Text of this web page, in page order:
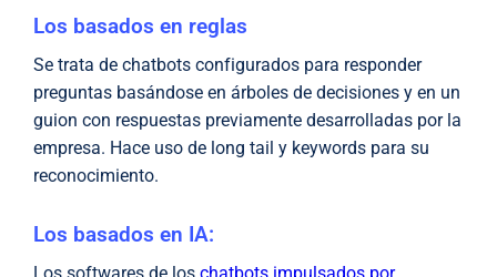
Los basados en reglas
Se trata de chatbots configurados para responder
preguntas basándose en árboles de decisiones y en un
guion con respuestas previamente desarrolladas por la
empresa. Hace uso de long tail y keywords para su
reconocimiento.
Los basados en IA: